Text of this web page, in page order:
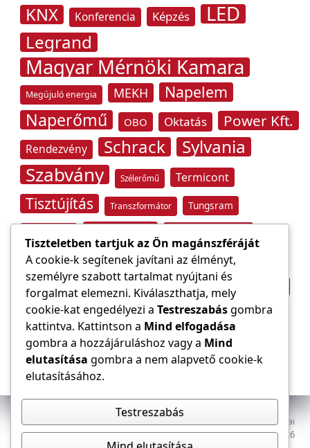
KNX Konferencia Képzés LED
Legrand
Magyar Mérnöki Kamara
Megújuló energia MEKH Napelem
Naperőmű OBO Oktatás Power Kft.
Rendezvény Schrack Sylvania
Szabvány Szélerőmű Termicont
Tisztújítás Transzformátor Tungsram
Villámvédelem
Világítástechnika Áramfogyasztás
Áramszolgáltató Építőipar átviteli hálózat
Az E-VILLAMOS szaklap a Magyar Mérnöki Kamara Elektrotechnikai
Tagozatának lapja. Minden jog fenntartva, © 2009–2026
Tiszteletben tartjuk az Ön magánszféráját
A cookie-k segítenek javítani az élményt,
személyre szabott tartalmat nyújtani és
forgalmat elemezni. Kiválaszthatja, mely
cookie-kat engedélyezi a Testreszabásgombra
kattintva. Kattintson a Mind elfogadása
gombra a hozzájáruláshoz vagy a Mind
elutasítása gombra a nem alapvető cookie-k
elutasításához.
Testreszabás